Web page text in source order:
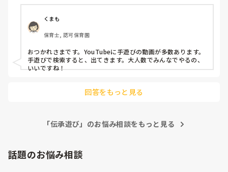
くまも
保育士, 認可保育園
おつかれさまです。YouTubeに手遊びの動画が多数あります。
手遊びで検索すると、出てきます。大人数でみんなでやるの、
いいですね！
回答をもっと見る
「伝承遊び」のお悩み相談をもっと見る
話題のお悩み相談